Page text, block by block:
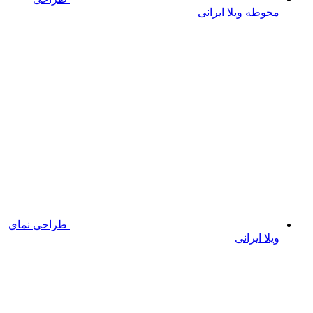
محوطه ویلا ایرانی
طراحی نمای
ویلا ایرانی